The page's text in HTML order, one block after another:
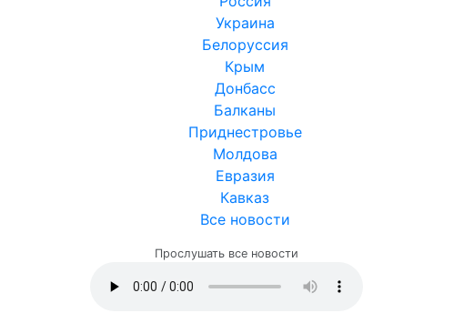
Украина
Белоруссия
Крым
Донбасс
Балканы
Приднестровье
Молдова
Евразия
Кавказ
Все новости
Прослушать все новости